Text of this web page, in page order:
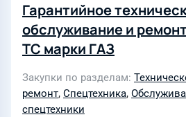
Гарантийное
обслуживание и
ТС марки ГАЗ
Закупки по разделам
ремонт, Спецтехника,
спецтехники